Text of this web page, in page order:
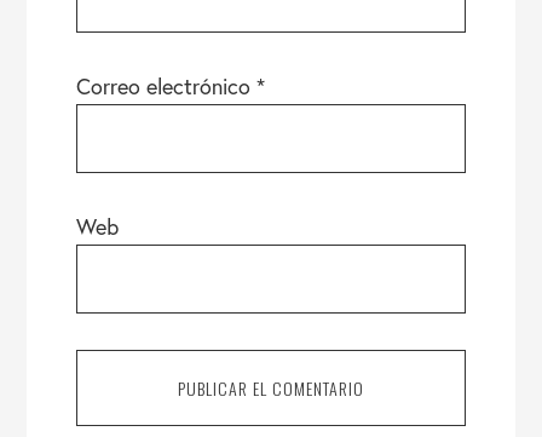
Correo electrónico *
Web